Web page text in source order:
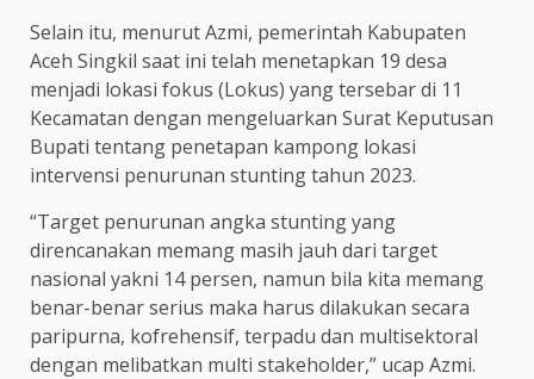
Selain itu, menurut Azmi, pemerintah Kabupaten
Aceh Singkil saat ini telah menetapkan 19 desa
menjadi lokasi fokus (Lokus) yang tersebar di 11
Kecamatan dengan mengeluarkan Surat Keputusan
Bupati tentang penetapan kampong lokasi
intervensi penurunan stunting tahun 2023.
“Target penurunan angka stunting yang
direncanakan memang masih jauh dari target
nasional yakni 14 persen, namun bila kita memang
benar-benar serius maka harus dilakukan secara
paripurna, kofrehensif, terpadu dan multisektoral
dengan melibatkan multi stakeholder,” ucap Azmi.